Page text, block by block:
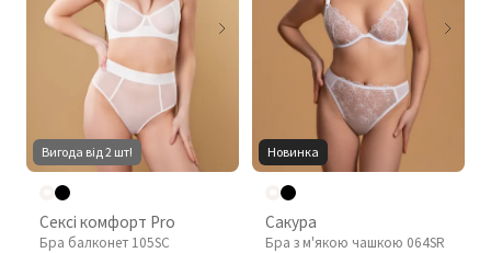
Вигода від 2 шт!
Сексі комфорт Pro
Бра балконет 105SC
Новинка
Сакура
Бра з м'якою чашкою 064SR